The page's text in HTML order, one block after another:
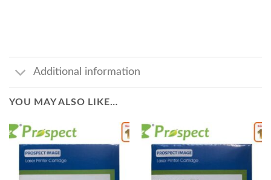
Additional information
YOU MAY ALSO LIKE…